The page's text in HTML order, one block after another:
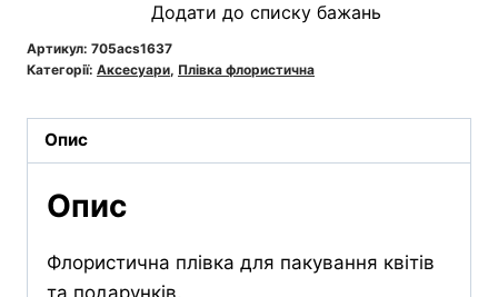
рожева
(10
кількість
Додати до списку бажань
Артикул: 705acs1637
Категорії: Аксесуари, Плівка флористична
Опис
Опис
Флористична плівка для пакування квітів
та подарунків.